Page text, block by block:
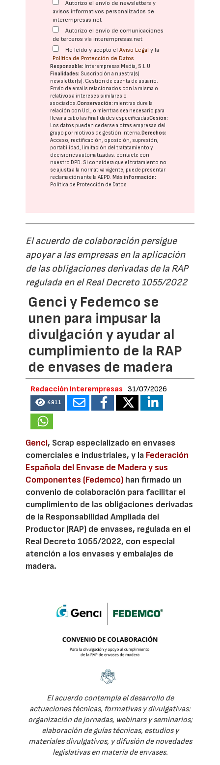
Autorizo el envío de newsletters y
avisos informativos personalizados de
interempresas.net
Autorizo el envío de comunicaciones
de terceros vía interempresas.net
He leído y acepto elAviso Legal y la
Política de Protección de Datos
Responsable: Interempresas Media, S.L.U.
Finalidades: Suscripción a nuestra(s)
newsletter(s). Gestión de cuenta de usuario.
Envío de emails relacionados con la misma o
relativos a intereses similares o
asociados.Conservación: mientras dure la
relación con Ud., o mientras sea necesario para
llevar a cabo las finalidades especificadasCesión:
Los datos pueden cederse a otras empresas del
grupo por motivos de gestión interna.Derechos:
Acceso, rectificación, oposición, supresión,
portabilidad, limitación del tratatamiento y
decisiones automatizadas: contacte con
nuestro DPD. Si considera que el tratamiento no
se ajusta a la normativa vigente, puede presentar
reclamación ante laAEPD.Más información:
Política de Protección de Datos
El acuerdo de colaboración persigue
apoyar a las empresas en la aplicación
de las obligaciones derivadas de la RAP
regulada en el Real Decreto 1055/2022
Genci y Fedemco se
unen para impusar la
divulgación y ayudar al
cumplimiento de la RAP
de envases de madera
Redacción Interempresas 31/07/2026
4911
Genci, Scrap especializado en envases
comerciales e industriales, y la Federación
Española del Envase de Madera y sus
Componentes (Fedemco) han firmado un
convenio de colaboración para facilitar el
cumplimiento de las obligaciones derivadas
de la Responsabilidad Ampliada del
Productor (RAP) de envases, regulada en el
Real Decreto 1055/2022, con especial
atención a los envases y embalajes de
madera.
El acuerdo contempla el desarrollo de
actuaciones técnicas, formativas y divulgativas:
organización de jornadas, webinars y seminarios;
elaboración de guías técnicas, estudios y
materiales divulgativos, y difusión de novedades
legislativas en materia de envases.